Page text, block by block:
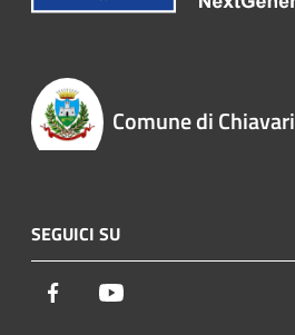
Comune di Chiavari
SEGUICI SU
Facebook